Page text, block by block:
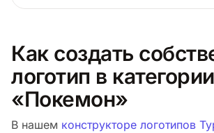
Как создать
логотип в категории
«Покемон»
В нашем конструкторе логотипов